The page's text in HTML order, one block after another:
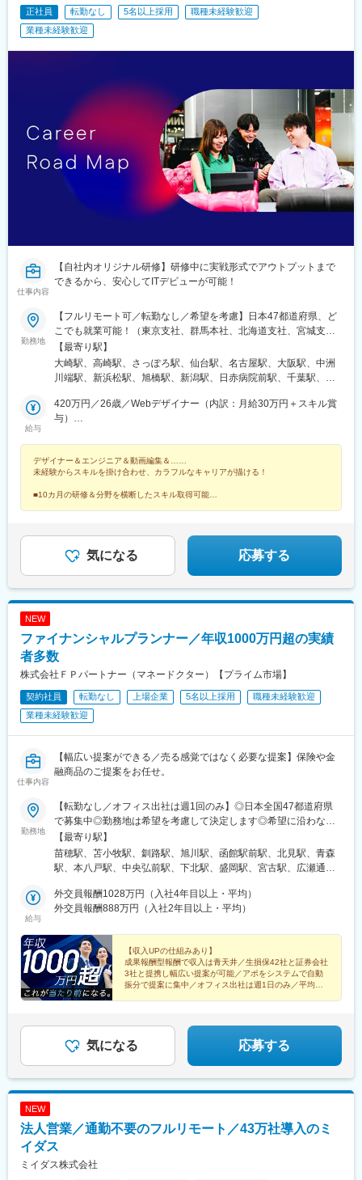
泉中央駅、西那須野駅、北山形駅、安積永盛駅、郡山富田駅、西
川口駅、大元駅、八木崎駅、東葉勝田台駅、北大垣駅、太田駅(群
大和田駅(大阪府)、新豊田駅、西諫早駅、春日井駅(中央本線)、梶
栗郷台地駅、常陸多賀駅、下曽根駅、富士駅、後藤駅、浦添前田
駅、富士山駅、長浜駅、横手駅、東酒田駅、美濃川合駅、香春
駅、新栃木駅、加太駅(和歌山県)、羽犬塚駅、下北駅、玉造温泉
駅、川村駅、八代駅、今治駅、高山駅、新居浜駅、成田駅、出雲
市駅、新茂原駅、川間駅、櫛ケ浜駅、岩屋駅(兵庫県)、宇都宮駅、
伏石駅、今伊勢駅、城野駅(日豊本線)、宝永町駅、紀三井寺駅、筒
井駅(青森県)、太子堂駅、仙北町駅、狭山ケ丘駅、酒折駅、庭瀬
駅、蓮ケ池駅、御門台駅、西掛川駅、中野栄駅、大分駅、南福島
駅、羽後牛島駅、戸塚安行駅、四ツ小屋駅、明見橋駅、西大宮
公園前駅(愛知県)、平田駅(長野県)、高崎駅、東釧路駅、藤枝駅、
敦賀駅、川内駅(鹿児島県)、高茶屋駅、豊川駅、美園駅、古島駅、
卸町駅(宮城県)、八乙女駅、はなみずき通駅、勝田駅、新大宮駅、
福島学院前駅、門戸厄神駅、市民病院前駅(富山県)、多治見駅、絹
潟駅、須賀川駅、関屋駅(新潟県)、中津駅(大分県)、武雄温泉駅、
大村駅(長崎県)、西新発田駅、小松駅、虹ノ松原駅、御幸橋駅、新
潟駅、新栄町駅(福岡県)、八幡駅(福岡県)、春日原駅、白石駅(札幌
市営)、岐阜駅、西宮駅、郡山駅(福島県)、久留米高校前駅、沼津
駅、東金井駅、宮崎神宮駅、東刈谷駅、今井駅、中島駅(愛知県)、
県)、宇宿一丁目駅、萱町六丁目駅、野々市工大前駅、勝田台駅、
ひこね芹川駅、熊西駅、電鉄出雲市駅、灘駅、杁ケ池公園駅、広
正社員 転勤なし 5名以上採用
職種未経験歓迎
業種未経験歓迎
仕事内容
【自社内オリジナル研修】研修中に実戦形式でアウトプットまで
できるから、安心してITデビューが可能！
勤務地
【フルリモート可／転勤なし／希望を考慮】日本47都道府県、ど
こでも就業可能！（東京支社、群馬本社、北海道支社、宮城支
社、茨城支社、愛知支社、大阪支社、福岡支社、新潟支社、広島
支社、静岡支店、沖縄支店、千葉支店、神奈川支店、熊本支店、
石川支店または各拠点近郊のプロジェクト先）★リモートワーク
ーン歓迎★転居を伴う転勤なし★受動喫煙対策：屋内全面禁煙ま
たは分煙（プロジェクトによる）★駐車場あり・マイカー通勤
【最寄り駅】
大崎駅、高崎駅、さっぽろ駅、仙台駅、名古屋駅、大阪駅、中洲
川端駅、新浜松駅、旭橋駅、新潟駅、日赤病院前駅、千葉駅、新
駅、松山市駅、高松駅(香川県)、近鉄四日市駅、札幌駅、バスセン
ター前駅、大通駅、北１２条駅、あおば通駅、宮城野通駅、東仙
和泉駅、西小泉駅、城東駅、新伊勢崎駅、小山駅、刈谷駅、藤川
駅、二川駅、吉良吉田駅、多屋駅、神領駅、楽田駅、国際センタ
ー駅、市役所前駅(広島県)、西新駅、博多駅、天神駅、櫛田神社前
駅、神奈川駅、井土ケ谷駅、みなとみらい駅、太田駅(群馬県)、安
駅、平田町駅、今池駅(愛知県)、天神川駅、立町駅、天神南駅、五
郎丸駅、熊西駅、堺筋本町駅、中崎町駅、天満橋駅、心斎橋駅、
北新地駅、相川駅、新大阪駅、上新庄駅、萩原天神駅、播磨高岡
芝公園駅、広尾駅、東銀座駅、竹芝駅、御成門駅、白金高輪駅、
銀座駅、有楽町駅、信濃吉田駅、朝陽駅、桐原駅(長野県)、川中島
駅、屋代高校前駅、城下駅(長野県)、岩村田駅、佐久平駅、広丘
駅、茅野駅、安茂里駅、中野松川駅、須坂駅、南高田駅、鷲津
駅、高塚駅、てだこ浦西駅、赤嶺駅、那覇空港駅(鉄道)、おもろま
ち駅、首里駅、二島駅、花畑町駅、南宮崎駅、宮崎駅、日向新富
駅、宮崎神宮駅、蓮ケ池駅、南延岡駅、高見橋駅、鹿児島中央駅
前駅(沖縄県)、京成千葉駅、高島町駅、北鉄金沢駅、四条駅(京都
市営)、市役所前駅(長野県)、神戸三宮駅(阪神)、高松築港駅、あす
駅、鷹野橋駅、祇園駅(福岡県)、西鉄福岡駅、横浜駅、蒔田駅、千
種駅、矢賀駅、八丁堀駅(広島県)、宮の陣駅、北浜駅(大阪府)、谷
町四丁目駅、四ツ橋駅、西梅田駅、吹田駅(東海道本線)、西中島南
方駅、だいどう豊里駅、久寿川駅、向原駅(東京都)、西新宿五丁目
駅、馬喰町駅、虎ノ門ヒルズ駅、都庁前駅、乃木坂駅、新馬場
駅、馬車道駅、新豊洲駅、鹿島田駅、東大前駅、新橋駅、三田駅
(東京都)、浜松町駅、日比谷駅、北長野駅、鹿児島中央駅、名鉄名
古屋駅、梅田駅(地下鉄)、呉服町駅(福岡県)、第一通り駅、壺川
駅、新千葉駅、七ツ屋駅、西辛島町駅、五条駅(京都市営)、三宮駅
中電前駅、本通駅、本町駅、西大橋駅、大阪梅田駅(阪神線)、東池
袋四丁目駅、馬喰横山駅、六本木一丁目駅、品川駅、平間駅、本
駒込駅、築地市場駅、大門駅(東京都)、銀座一丁目駅、二重橋前
駅、熊本城・市役所前駅、都通駅
給与
420万円／26歳／Webデザイナー（内訳：月給30万円＋スキル賞
与）
デザイナー＆エンジニア＆動画編集＆……
未経験からスキルを掛け合わせ、カラフルなキャリアが描ける！
■10カ月の研修＆分野を横断したスキル取得可能
気になる 応募する
NEW
ファイナンシャルプランナー／年収1000万円超の実績
者多数
株式会社ＦＰパートナー（マネードクター）【プライム市場】
契約社員 転勤なし 上場企業 5名以上採用
職種未経験歓迎
業種未経験歓迎
仕事内容
【幅広い提案ができる／売る感覚ではなく必要な提案】保険や金
融商品のご提案をお任せ。
勤務地
【転勤なし／オフィス出社は週1回のみ】◎日本全国47都道府県
で募集中◎勤務地は希望を考慮して決定します◎希望に沿わない
転勤はありません＜本社＞■東京都台東区浅草橋1-1-8 FP浅草橋ビ
ル・JR中央・総武線『浅草橋駅』西口出口より徒歩約2分・都営
地下鉄浅草線『浅草橋駅』A2出口より徒歩約3分・JR総武線快速
禁煙）▼勤務地の詳細は以下をご確認ください
【最寄り駅】
苗穂駅、苫小牧駅、釧路駅、旭川駅、函館駅前駅、北見駅、青森
駅、本八戸駅、中央弘前駅、下北駅、盛岡駅、宮古駅、広瀬通
駅、南長井駅、さくらんぼ東根駅、郡山駅(福島県)、いわき駅、福
島駅(福島県)、小見川駅、つくば駅、偕楽園駅、東宿郷駅、小山
(埼玉県)、川越駅、御花畑駅、南浦和駅、東松山駅、深谷駅、葭川
公園駅、京成成田駅、海浜幕張駅、船橋駅、柏駅、水道橋駅、末
広町駅(東京都)、馬喰町駅、吉祥寺駅、町田駅、自由が丘駅、立川
駅、京王八王子駅、岩本町駅、日本大通り駅、伊勢佐木長者町
駅、藤沢駅、平塚駅、沼津駅、高島町駅、馬車道駅、みなとみら
前駅(長野県)、信濃荒井駅、電気ビル前駅、北鉄金沢駅、仁愛女子
高校駅、敦賀駅、西岐阜駅、高山駅、多治見駅、新静岡駅、富士
駅、第一通り駅、駅前駅、久屋大通駅、尾張一宮駅、津新町駅、
駅、徳島駅、阿南駅、片原町駅(香川県)、松山市駅、丸亀駅、はり
まや橋駅、博多駅、小倉駅(福岡県)、東比恵駅、通谷駅、西鉄久留
米駅、佐賀駅、平和公園駅、佐世保中央駅、水道町駅、大分駅、
中津駅(大分県)、宮崎駅、高見馬場駅、隼人駅、美栄橋駅、バスセ
給与
外交員報酬1028万円（入社4年目以上・平均）
外交員報酬888万円（入社2年目以上・平均）
【収入UPの仕組みあり】
成果報酬型報酬で収入は青天井／生損保42社と証券会社
3社と提携し幅広い提案が可能／アポをシステムで自動
振分で提案に集中／オフィス出社は週1日のみ／平均外
気になる 応募する
NEW
法人営業／通勤不要のフルリモート／43万社導入のミ
イダス
ミイダス株式会社